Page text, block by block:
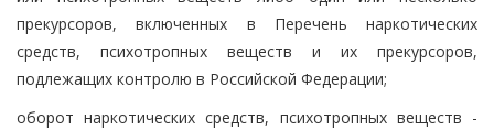
прекурсоров, включенных в Перечень наркотических
средств, психотропных веществ и их прекурсоров,
подлежащих контролю в Российской Федерации;
оборот наркотических средств, психотропных веществ -